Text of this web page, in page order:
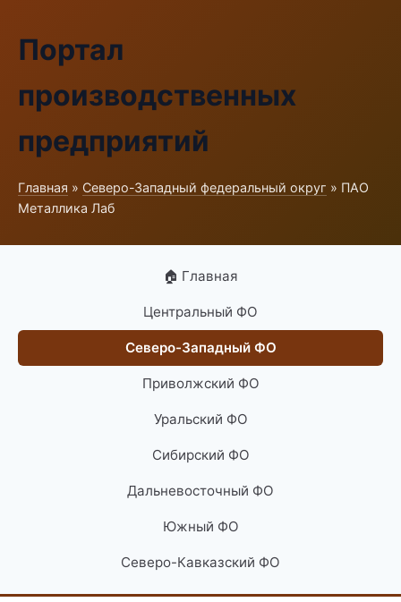
Портал
производственных
предприятий
Главная » Северо-Западный федеральный округ » ПАО
Металлика Лаб
🏠 Главная
Центральный ФО
Северо-Западный ФО
Приволжский ФО
Уральский ФО
Сибирский ФО
Дальневосточный ФО
Южный ФО
Северо-Кавказский ФО